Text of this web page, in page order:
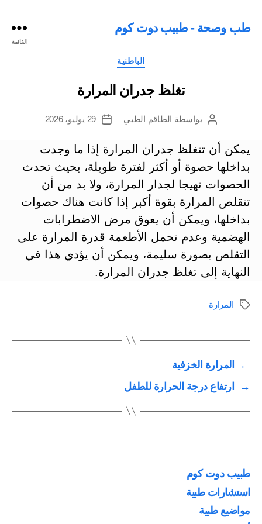
طب وصحة - طبيب دوت كوم
القائمة
التصنيفات
الباطنية
تغلظ جدران المرارة
كاتببواسطة الطاقم الطبي
تاريخ
29 يوليو، 2026
يمكن أن تتغلظ جدران المرارة إذا ما وجدت
بداخلها حصوة أو أكثر لفترة طويلة، بحيث تحدث
الحصوات تهيجا لجدار المرارة، ولا بد من أن
تتقلص المرارة بقوة أكبر إذا كانت هناك حصوات
بداخلها، ويمكن أن يعوق مرض الاضطرابات
الهضمية وعدم تحمل الأطعمة قدرة المرارة على
التقلص بصورة سليمة، ويمكن أن يؤدي هذا في
النهاية إلى تغلظ جدران المرارة.
الوسومالمرارة
←
المرارة الخزفية
→
ارتفاع درجة الحرارة للطفل
طبيب دوت كوم
استشارات طبية
مواضيع طبية